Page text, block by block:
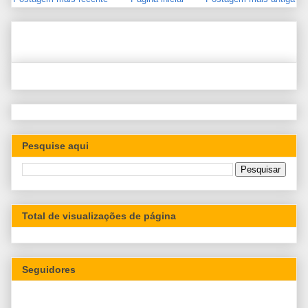
Pesquise aqui
Total de visualizações de página
Seguidores